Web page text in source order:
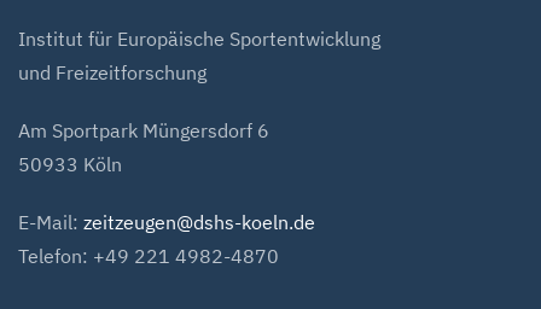
Institut für Europäische Sportentwicklung
und Freizeitforschung
Am Sportpark Müngersdorf 6
50933 Köln
E-Mail: zeitzeugen@dshs-koeln.de
Telefon: +49 221 4982-4870